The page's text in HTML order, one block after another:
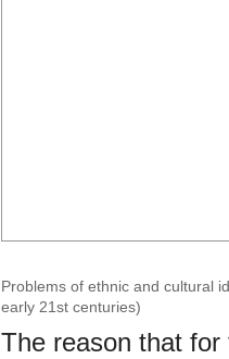
Problems of ethnic and cultural
early 21st centuries)
The reason that